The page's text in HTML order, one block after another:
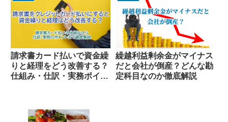
請求書カード払いで資金繰
りと経理をどう改善する？
仕組み・仕訳・実務ポイン
繰越利益剰余金がマイナス
だと会社が倒産？どんな勘
定科目なのか徹底解説